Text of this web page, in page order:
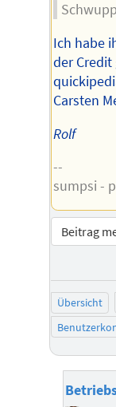
Ich habe
der
Carsten
Rolf
--
sumpsi -
Beitrag
Übersicht